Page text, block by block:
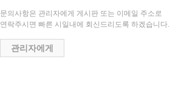
문의사항은 관리자에게 게시판 또는 이메일 주소로
연락주시면 빠른 시일내에 회신드리도록 하겠습니다.
관리자에게